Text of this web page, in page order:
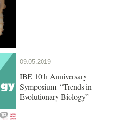
09.05.2019
IBE 10th Anniversary
Symposium: “Trends in
Evolutionary Biology”